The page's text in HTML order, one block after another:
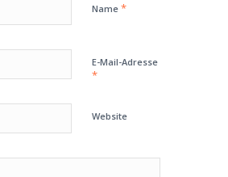
Name *
E-Mail-Adresse
*
Website